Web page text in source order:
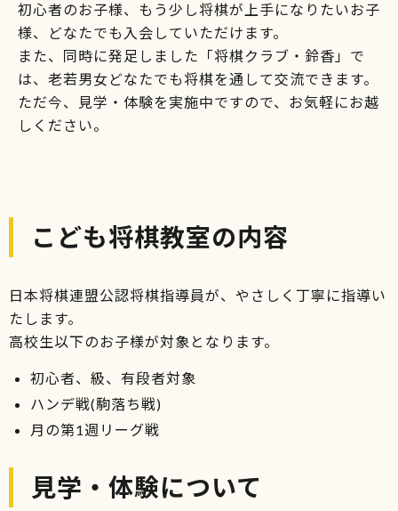
初心者のお子様、もう少し将棋が上手になりたいお子
様、どなたでも入会していただけます。
また、同時に発足しました「将棋クラブ・鈴香」で
は、老若男女どなたでも将棋を通して交流できます。
ただ今、見学・体験を実施中ですので、お気軽にお越
しください。
こども将棋教室の内容
日本将棋連盟公認将棋指導員が、やさしく丁寧に指導い
たします。
高校生以下のお子様が対象となります。
初心者、級、有段者対象
ハンデ戦(駒落ち戦)
月の第1週リーグ戦
見学・体験について